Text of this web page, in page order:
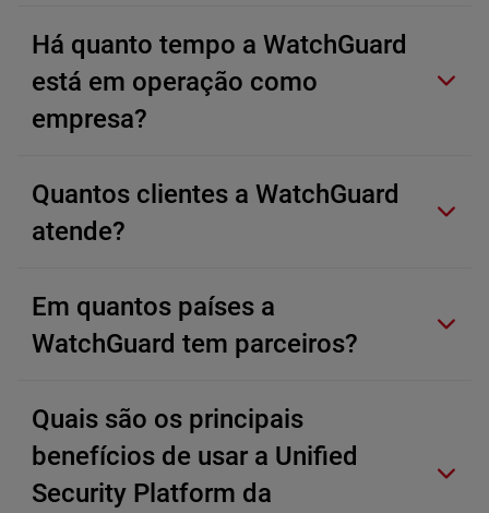
Há quanto tempo a WatchGuard
está em operação como
empresa?
Quantos clientes a WatchGuard
atende?
Em quantos países a
WatchGuard tem parceiros?
Quais são os principais
benefícios de usar a Unified
Security Platform da